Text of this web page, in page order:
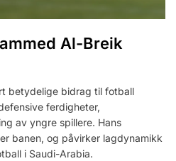
Al-Breik
betydelige bidrag til fotball
ferdigheter,
av yngre spillere. Hans
banen, og påvirker lagdynamikk
i Saudi-Arabia.